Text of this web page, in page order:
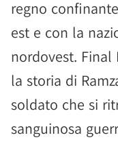
regno
est e con la
nordovest. Final
la storia di
soldato che si
sanguinosa